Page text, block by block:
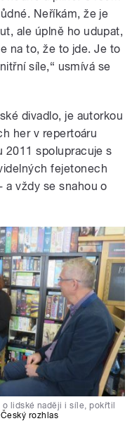
Neříkám, že je
ale úplně ho udupat,
na to, že to jde. Je to
síle,“ usmívá se
divadlo, je autorkou
her v repertoáru
2011 spolupracuje s
fejetonech
a vždy se snahou o
o lidské naději i síle, pokřtil
Český rozhlas